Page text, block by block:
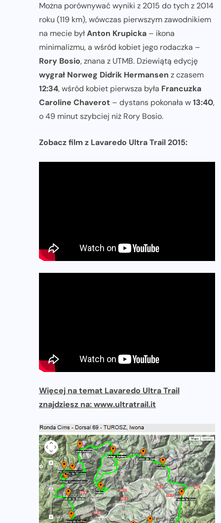
Można porównywać wyniki z 2015 do tych z 2014
roku (119 km), wówczas pierwszym zawodnikiem
na mecie byłAnton Krupicka – ikona
minimalizmu, a wśród kobiet jego rodaczka –
Rory Bosio, znana z UTMB. Dziewiątą edycję
wygrał Norweg Didrik Hermansen z czasem
12:34, wśród kobiet pierwsza była Francuzka
Caroline Chaverot – dystans pokonała w13:40,
o 49 minut szybciej niż Rory Bosio.
Zobacz film z Lavaredo Ultra Trail 2015:
Więcej na temat Lavaredo Ultra Trail
znajdziesz na: www.ultratrail.it